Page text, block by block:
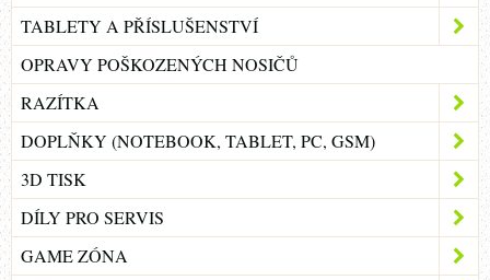
TABLETY A PŘÍSLUŠENSTVÍ
OPRAVY POŠKOZENÝCH NOSIČŮ
RAZÍTKA
DOPLŇKY (NOTEBOOK, TABLET, PC, GSM)
3D TISK
DÍLY PRO SERVIS
GAME ZÓNA